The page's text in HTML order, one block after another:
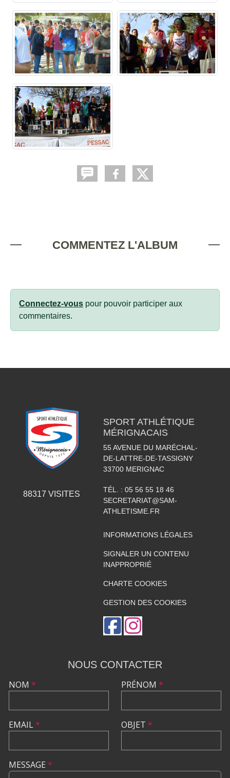
COMMENTEZ L'ALBUM
Connectez-vous pour pouvoir participer aux
commentaires.
88317 VISITES
SPORT ATHLÉTIQUE
MÉRIGNACAIS
55 AVENUE DU MARÉCHAL-
DE-LATTRE-DE-TASSIGNY
33700 MERIGNAC
TÉL. : 05 56 55 18 46
SECRETARIAT@SAM-
ATHLETISME.FR
INFORMATIONS LÉGALES
SIGNALER UN CONTENU
INAPPROPRIÉ
CHARTE COOKIES
GESTION DES COOKIES
NOUS CONTACTER
NOM *
EMAIL*
PRÉNOM *
OBJET *
MESSAGE *